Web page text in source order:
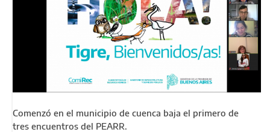
Comenzó en el municipio de cuenca baja el primero de
tres encuentros del PEARR.